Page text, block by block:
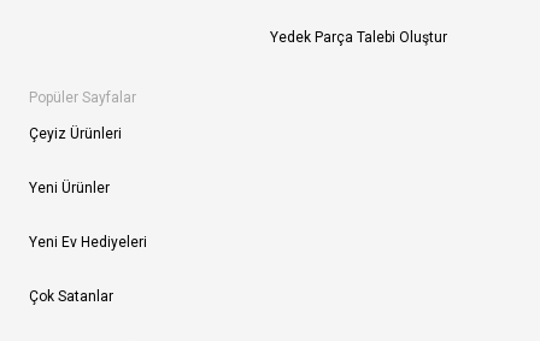
Yedek Parça Talebi Oluştur
Popüler Sayfalar
Çeyiz Ürünleri
Yeni Ürünler
Yeni Ev Hediyeleri
Çok Satanlar